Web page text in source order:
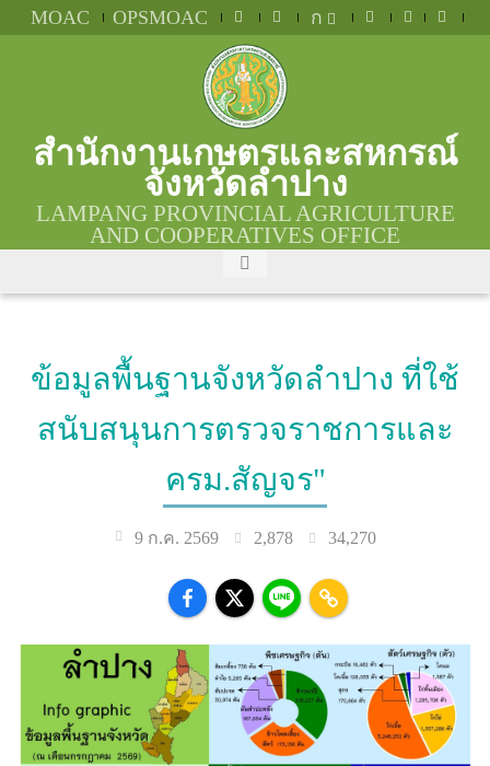
MOAC OPSMOAC ก
สำนักงานเกษตรและสหกรณ์
จังหวัดลำปาง
LAMPANG PROVINCIAL AGRICULTURE
AND COOPERATIVES OFFICE
ข้อมูลพื้นฐานจังหวัดลำปาง ที่ใช้
สนับสนุนการตรวจราชการและ
ครม.สัญจร"
9 ก.ค. 2569 2,878 34,270